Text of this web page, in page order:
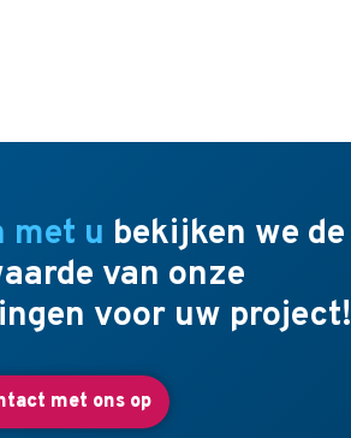
met u bekijken we de
van onze
voor uw project!
met ons op